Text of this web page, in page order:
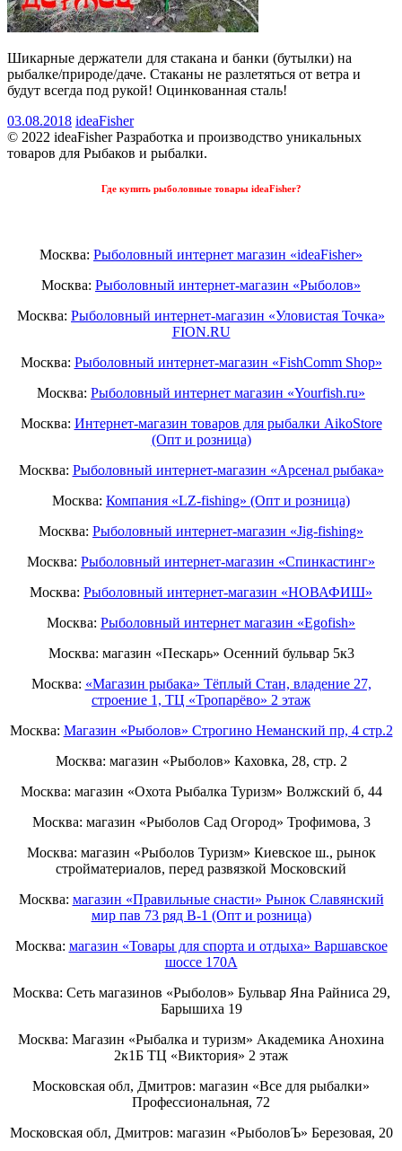
Шикарные держатели для стакана и банки (бутылки) на
рыбалке/природе/даче. Стаканы не разлетяться от ветра и
будут всегда под рукой! Оцинкованная сталь!
03.08.2018 ideaFisher
© 2022 ideaFisher Разработка и производство уникальных
товаров для Рыбаков и рыбалки.
Где купить рыболовные товары ideaFisher?
Москва: Рыболовный интернет магазин «ideaFisher»
Москва: Рыболовный интернет-магазин «Рыболов»
Москва: Рыболовный интернет-магазин «Уловистая Точка»
FION.RU
Москва: Рыболовный интернет-магазин «FishComm Shop»
Москва: Рыболовный интернет магазин «Yourfish.ru»
Москва: Интернет-магазин товаров для рыбалки AikoStore
(Опт и розница)
Москва: Рыболовный интернет-магазин «Арсенал рыбака»
Москва: Компания «LZ-fishing» (Опт и розница)
Москва: Рыболовный интернет-магазин «Jig-fishing»
Москва: Рыболовный интернет-магазин «Спинкастинг»
Москва: Рыболовный интернет-магазин «НОВАФИШ»
Москва: Рыболовный интернет магазин «Egofish»
Москва: магазин «Пескарь» Осенний бульвар 5к3
Москва: «Магазин рыбака» Тёплый Стан, владение 27,
строение 1, ТЦ «Тропарёво» 2 этаж
Москва: Магазин «Рыболов» Строгино Неманский пр, 4 стр.2
Москва: магазин «Рыболов» Каховка, 28, стр. 2
Москва: магазин «Охота Рыбалка Туризм» Волжский б, 44
Москва: магазин «Рыболов Сад Огород» Трофимова, 3
Москва: магазин «Рыболов Туризм» Киевское ш., рынок
стройматериалов, перед развязкой Московский
Москва: магазин «Правильные снасти» Рынок Славянский
мир пав 73 ряд B-1 (Опт и розница)
Москва: магазин «Товары для спорта и отдыха» Варшавское
шоссе 170А
Москва: Сеть магазинов «Рыболов» Бульвар Яна Райниса 29,
Барышиха 19
Москва: Магазин «Рыбалка и туризм» Академика Анохина
2к1Б ТЦ «Виктория» 2 этаж
Московская обл, Дмитров: магазин «Все для рыбалки»
Профессиональная, 72
Московская обл, Дмитров: магазин «РыболовЪ» Березовая, 20